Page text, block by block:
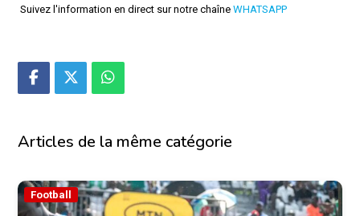
Suivez l'information en direct sur notre chaîne WHATSAPP
Articles de la même catégorie
Football